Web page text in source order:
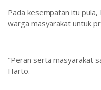
Pada kesempatan itu
warga masyarakat untuk
"Peran serta masyarakat
Harto.